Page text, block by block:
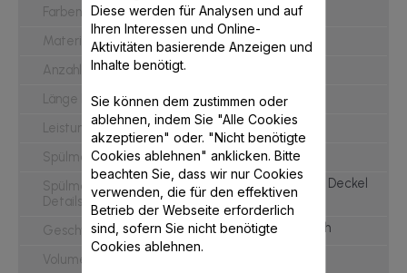
Farben
Schwarz
Materialgehäuse
Kunststoff
Anzahl Presskegel
Länge Netzkabel
1,20 m
Leistung in Watt
25 W
Spülmaschinengeeignet
Spülmaschinengeeignet -
Details
Behälter, Sieb und Deckel
Geschwindigkeitsstufen
automatisch
Volumen Kanne
Diese werden für Analysen und auf
Ihren Interessen und Online-
Aktivitäten basierende Anzeigen und
Inhalte benötigt.
Sie können dem zustimmen oder
ablehnen, indem Sie "Alle Cookies
akzeptieren" oder. "Nicht benötigte
Cookies ablehnen" anklicken. Bitte
beachten Sie, dass wir nur Cookies
verwenden, die für den effektiven
Betrieb der Webseite erforderlich
sind, sofern Sie nicht benötigte
Cookies ablehnen.